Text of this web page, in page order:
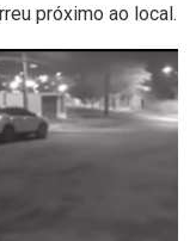
próximo ao local.